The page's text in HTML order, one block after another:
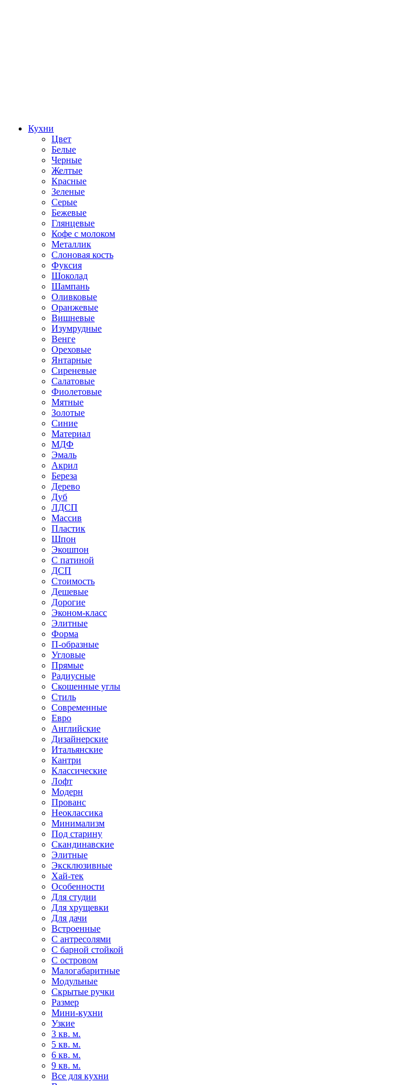
Кухни
Цвет
Белые
Черные
Желтые
Красные
Зеленые
Серые
Бежевые
Глянцевые
Кофе с молоком
Металлик
Слоновая кость
Фуксия
Шоколад
Шампань
Оливковые
Оранжевые
Вишневые
Изумрудные
Венге
Ореховые
Янтарные
Сиреневые
Салатовые
Фиолетовые
Мятные
Золотые
Синие
Материал
МДФ
Эмаль
Акрил
Береза
Дерево
Дуб
ЛДСП
Массив
Пластик
Шпон
Экошпон
С патиной
ДСП
Стоимость
Дешевые
Дорогие
Эконом-класс
Элитные
Форма
П-образные
Угловые
Прямые
Радиусные
Скошенные углы
Стиль
Современные
Евро
Английские
Дизайнерские
Итальянские
Кантри
Классические
Лофт
Модерн
Прованс
Неоклассика
Минимализм
Под старину
Скандинавские
Элитные
Эксклюзивные
Хай-тек
Особенности
Для студии
Для хрущевки
Для дачи
Встроенные
С антресолями
С барной стойкой
С островом
Малогабаритные
Модульные
Скрытые ручки
Размер
Мини-кухни
Узкие
3 кв. м.
5 кв. м.
6 кв. м.
9 кв. м.
Все для кухни